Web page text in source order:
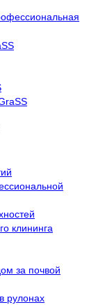
клининга
за почвой
рулонах